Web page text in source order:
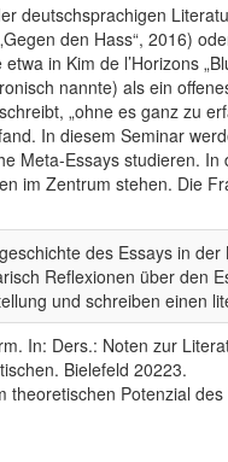
deutschsprachigen
den Hass“, 2016)
in Kim de l’Horizons
nannte) als ein
„ohne es ganz zu
In diesem Seminar
Meta-Essays studieren.
im Zentrum stehen. Die
des Essays in der
Reflexionen über den
und schreiben einen
In: Ders.: Noten zur
Bielefeld 20223.
theoretischen Potenzial